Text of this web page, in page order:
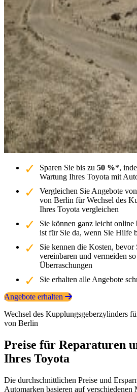
Sparen Sie bis zu 50 %*,
Wartung Ihres Toyota mit
Vergleichen Sie Angebote
von Berlin für Wechsel des
Ihres Toyota vergleichen
Sie können ganz leicht online
ist für Sie da, wenn Sie Hilfe
Sie kennen die Kosten, bevor
vereinbaren und vermeiden
Überraschungen
Sie erhalten alle Angebote
Angebote erhalten
Wechsel des Kupplungsgeberzylinders
von Berlin
Preise für Reparaturen
Ihres Toyota
Die durchschnittlichen Preise und
Automarken basieren auf verschiedenen